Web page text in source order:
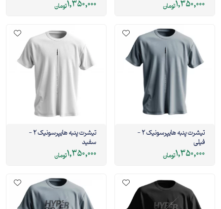
1,350,000تومان 1,350,000تومان
تیشرت پنبه هایپرسونیک 2 -
فیلی
1,350,000تومان
تیشرت پنبه هایپرسونیک 2 -
سفید
1,350,000تومان